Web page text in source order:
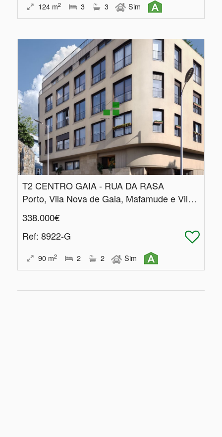
124 m2 3 3 Sim
T2 CENTRO GAIA - RUA DA RASA
Porto, Vila Nova de Gaia, Mafamude e Vilar do Paraíso
338.000€
Ref: 8922-G
90 m2 2 2 Sim